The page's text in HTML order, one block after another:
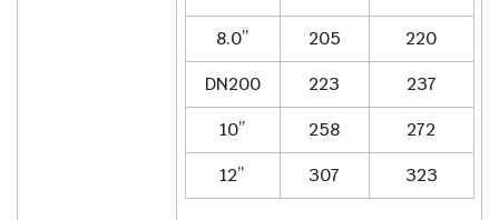
8.0”
205
220
DN200
223
237
10”
258
272
12”
307 323